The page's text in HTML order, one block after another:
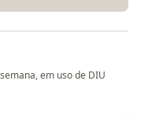
em uso de DIU